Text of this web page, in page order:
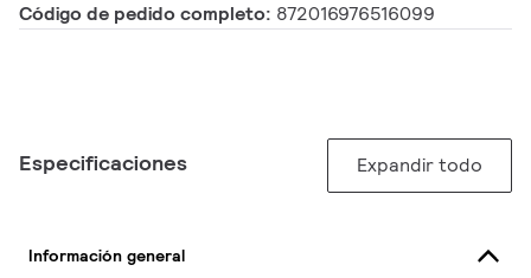
Código de pedido completo: 872016976516099
Especificaciones Expandir todo
Información general